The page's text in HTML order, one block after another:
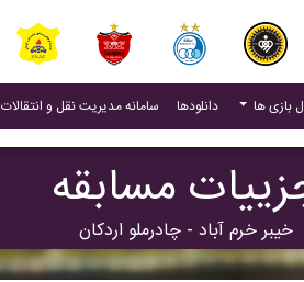
بازی ها دانلودها سامانه مدیریت نقل و انتقالات
(current)
مسابقه
خيبر خرم آباد - چادرملو اردکان